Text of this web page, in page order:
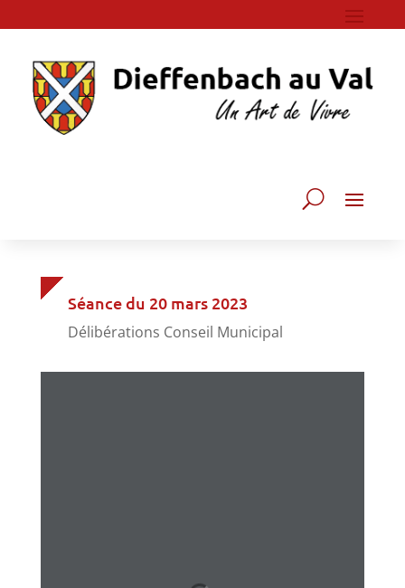
Séance du 20 mars 2023
Délibérations Conseil Municipal